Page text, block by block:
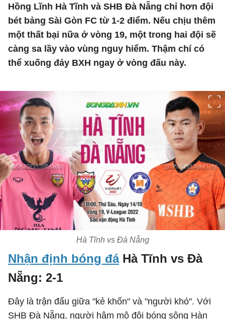
Hồng Lĩnh Hà Tĩnh và SHB Đà Nẵng chỉ hơn đội
bét bảng Sài Gòn FC từ 1-2 điểm. Nếu chịu thêm
một thất bại nữa ở vòng 19, một trong hai đội sẽ
càng sa lầy vào vùng nguy hiểm. Thậm chí có
thể xuống đáy BXH ngay ở vòng đấu này.
Hà Tĩnh vs Đà Nẵng
Nhận định bóng đáHà Tĩnh vs Đà
Nẵng: 2-1
Đây là trận đấu giữa "kẻ khốn" và "người khó". Với
SHB Đà Nẵng, người hâm mộ đội bóng sông Hàn